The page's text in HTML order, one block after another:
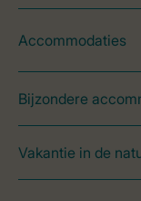
Accommodaties
Bijzondere
Vakantie in de